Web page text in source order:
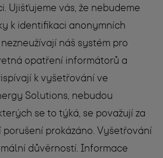
Ujišťujeme vás, že nebudeme
k identifikaci anonymních
náš systém pro
opatření informátorů a
k vyšetřování ve
Solutions, nebudou
se to týká, se považují za
prokázáno. Vyšetřování
důvěrností. Informace